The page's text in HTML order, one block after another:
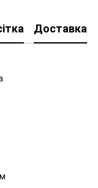
Доставка